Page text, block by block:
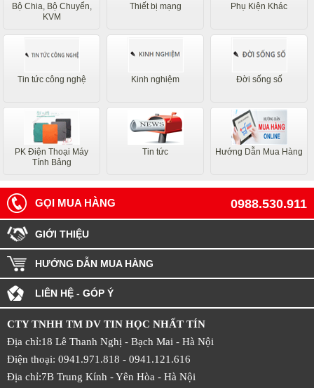
Bộ Chia, Bộ Chuyển,
KVM
Thiết bị mạng Phụ Kiện Khác
Tin tức công nghệ Kinh nghiệm Đời sống số
PK Điện Thoại Máy
Tính Bảng
Tin tức Hướng Dẫn Mua Hàng
0988.530.911
GỌI MUA HÀNG
GIỚI THIỆU
HƯỚNG DẪN MUA HÀNG
LIÊN HỆ - GÓP Ý
CTY TNHH TM DV TIN HỌC NHẤT TÍN
Địa chỉ:18 Lê Thanh Nghị - Bạch Mai - Hà Nội
Điện thoại: 0941.971.818 - 0941.121.616
Địa chỉ:7B Trung Kính - Yên Hòa - Hà Nội